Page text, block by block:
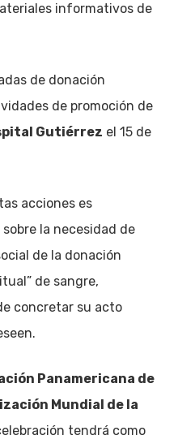
informativos de
de donación
de promoción de
Gutiérrez el 15 de
acciones es
la necesidad de
de la donación
de sangre,
concretar su acto
Panamericana de
Mundial de la
tendrá como